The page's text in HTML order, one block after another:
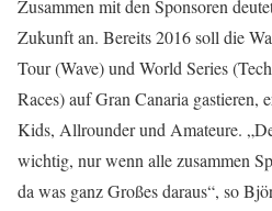
Zusammen mit den Sponsoren
Zukunft an. Bereits 2016 soll die
Tour (Wave) und World Series
Races) auf Gran Canaria gastieren,
Kids, Allrounder und Amateure.
wichtig, nur wenn alle zusammen
da was ganz Großes daraus“, so